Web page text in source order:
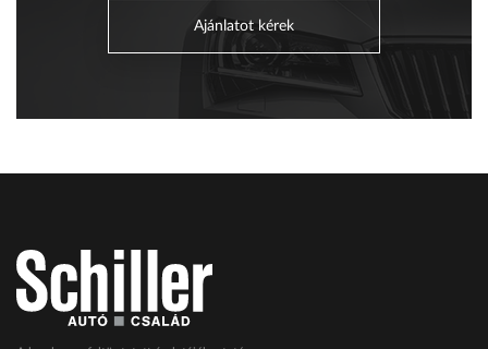
Ajánlatot kérek